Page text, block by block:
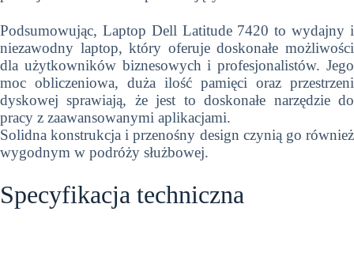
Podsumowując, Laptop Dell Latitude 7420 to wydajny i
niezawodny laptop, który oferuje doskonałe możliwości
dla użytkowników biznesowych i profesjonalistów. Jego
moc obliczeniowa, duża ilość pamięci oraz przestrzeni
dyskowej sprawiają, że jest to doskonałe narzędzie do
pracy z zaawansowanymi aplikacjami.
Solidna konstrukcja i przenośny design czynią go również
wygodnym w podróży służbowej.
Specyfikacja techniczna